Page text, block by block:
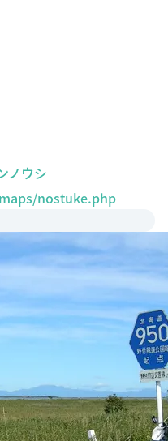
ノウシ
nostuke.php